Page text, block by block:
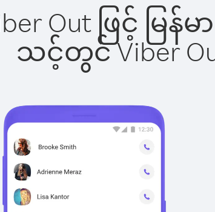
Out ဖြင့် မ
သင့်တွင် Viber